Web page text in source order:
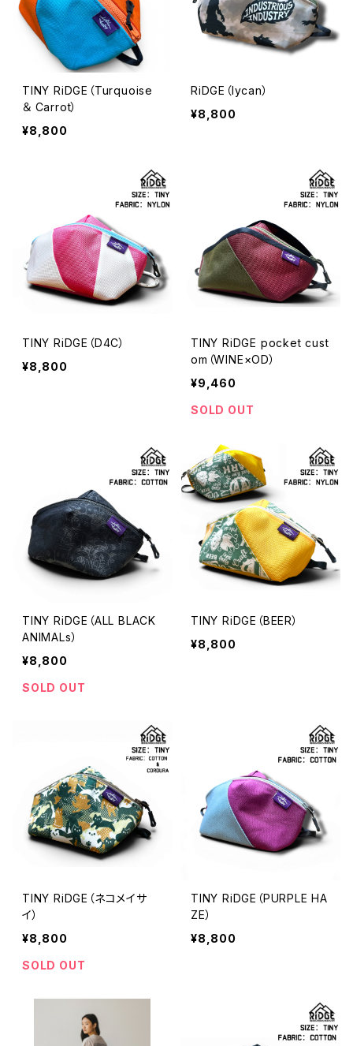
TINY RiDGE（Turquoise
＆ Carrot）
¥8,800
RiDGE（lycan）
¥8,800
TINY RiDGE（D4C）
¥8,800
TINY RiDGE pocket cust
om（WINE×OD）
¥9,460
SOLD OUT
TINY RiDGE（ALL BLACK
ANIMALs）
¥8,800
SOLD OUT
TINY RiDGE（BEER）
¥8,800
TINY RiDGE（ネコメイサ
イ）
¥8,800
SOLD OUT
TINY RiDGE（PURPLE HA
ZE）
¥8,800